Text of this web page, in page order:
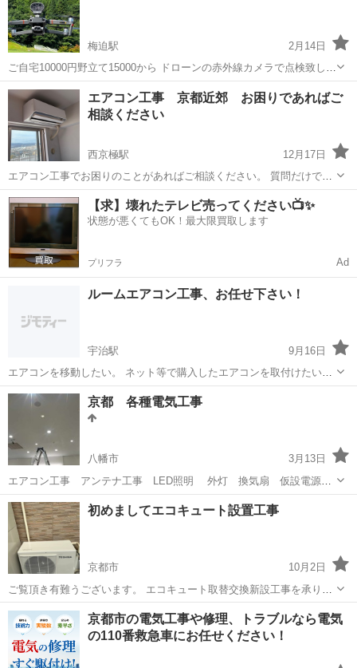
梅迫駅
2月14日
ご自宅10000円野立て15000から ドローンの赤外線カメラで点検致しま
す 設置から時間が数年経った、発電量が減った気が… そう思えばまず
チェックしてみては？ 夏には野立ての草刈りも承っております
京都 綾部市 電気工事 ドローン
エアコン工事 京都近郊 お困りであればご
相談ください
西京極駅
12月17日
エアコン工事でお困りのことがあればご相談ください。 質問だけでも
構いません。 工事一式可能ですので、アドバイスできるかと思いま
す。 現在もお問い合わせ受付しております。 電気登録業登録済み 電
気工事士二種取得済...
京都 京都市 西京極駅 電気工事
【求】壊れたテレビ売ってください📺✨
状態が悪くてもOK！最大限買取します
プリフラ Ad
ルームエアコン工事、お任せ下さい！
宇治駅
9月16日
エアコンを移動したい。 ネット等で購入したエアコンを取付けたい。
他社で断られた場所もお任せ下さい。 先ずはご気軽にご相談くださ
い！ 取外 3000〜 取付 13000〜
京都 宇治市 宇治駅 電気工事
京都 各種電気工事
八幡市
3月13日
エアコン工事 アンテナ工事 LED照明 外灯 換気扇 仮設電源
漏電調査・修理 電源工事などあれば是非お気軽にお問い合わせ下さ
い http://www.uchimura-kuzuha.net 親切...
京都 八幡市 電気工事
初めましてエコキュート設置工事
京都市
10月2日
ご覧頂き有難うございます。 エコキュート取替交換新設工事を承りま
す。 近畿圏でしたら特に 素早い対応で伺わせていただきます。 工事
費用に関してましては エコキュート 370Lで 35万〜となっておりま
す。 リモコン 脚...
京都 京都市 電気工事 エコキュート
京都市の電気工事や修理、トラブルなら電気
の110番救急車にお任せください！